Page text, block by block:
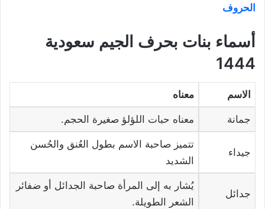
الحروف
أسماء بنات بحرف الجيم سعودية
1444
الاسم معناه
جمانة معناه حبات اللؤلؤ صغيرة الحجم.
جيداء
تتميز صاحبة الاسم بطول العُنق والحُسن
الشديد
جدائل
يُشار به إلى المرأة صاحبة الجدائل أو ضفائر
الشعر الطويلة.